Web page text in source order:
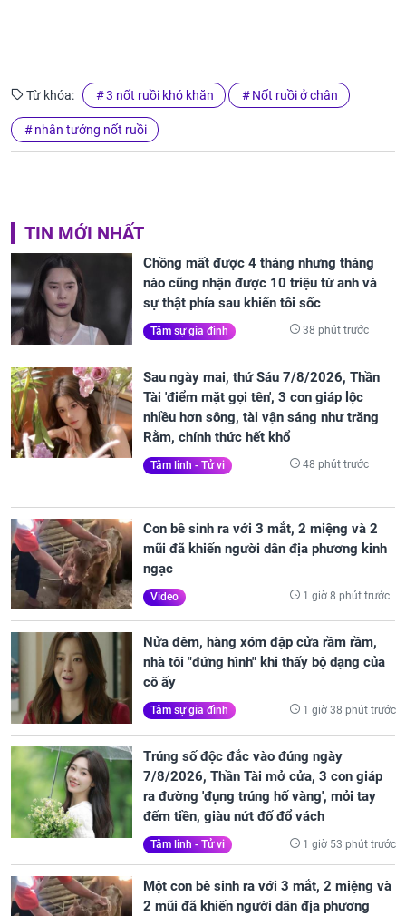
Từ khóa: 3 nốt ruồi khó khăn Nốt ruồi ở chân
nhân tướng nốt ruồi
TIN MỚI NHẤT
Chồng mất được 4 tháng nhưng tháng
nào cũng nhận được 10 triệu từ anh và
sự thật phía sau khiến tôi sốc
Tâm sự gia đình 38 phút trước
Sau ngày mai, thứ Sáu 7/8/2026, Thần
Tài 'điểm mặt gọi tên', 3 con giáp lộc
nhiều hơn sông, tài vận sáng như trăng
Rằm, chính thức hết khổ
Tâm linh - Tử vi 48 phút trước
Con bê sinh ra với 3 mắt, 2 miệng và 2
mũi đã khiến người dân địa phương kinh
ngạc
Video 1 giờ 8 phút trước
Nửa đêm, hàng xóm đập cửa rầm rầm,
nhà tôi "đứng hình" khi thấy bộ dạng của
cô ấy
Tâm sự gia đình 1 giờ 38 phút trước
Trúng số độc đắc vào đúng ngày
7/8/2026, Thần Tài mở cửa, 3 con giáp
ra đường 'đụng trúng hố vàng', mỏi tay
đếm tiền, giàu nứt đố đổ vách
Tâm linh - Tử vi 1 giờ 53 phút trước
Một con bê sinh ra với 3 mắt, 2 miệng và
2 mũi đã khiến người dân địa phương